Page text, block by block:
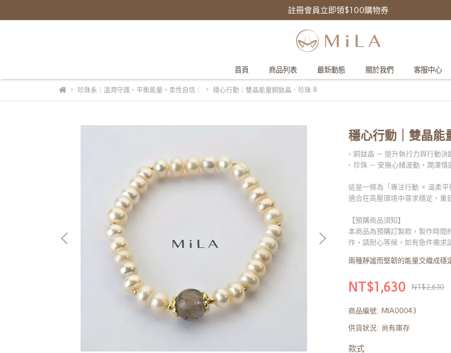
註冊會員立即領$100購物券
首頁 商品列表 最新動態 關於我們 客服中心
珍珠系｜溫潤守護・平衡能量・柔性自信｜ 穩心行動｜雙晶能量銅鈦晶．珍珠 8
穩心行動｜雙晶能
◦ 銅鈦晶 ─ 提升執行力與行動決
◦ 珍珠 ─ 安撫心緒波動，潤澤情
這是一條為「專注行動 × 溫柔
適合在高壓環境中尋求穩定、重
【預購商品須知】
本商品為預購訂製款，製作時
作，請耐心等候，如有急件需求
兩種靜謐而堅韌的能量交織成穩
NT$1,630 NT$2,630
商品編號: MIA00043
供貨狀況: 尚有庫存
款式